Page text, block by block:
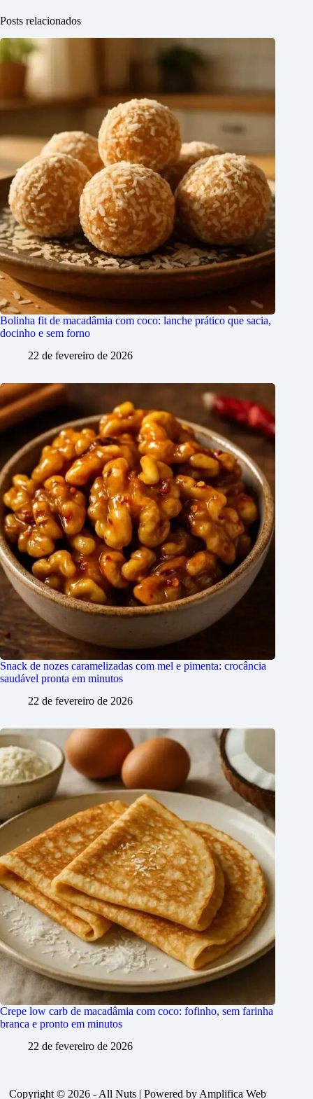
Posts relacionados
Bolinha fit de macadâmia com coco: lanche prático que sacia,
docinho e sem forno
22 de fevereiro de 2026
Snack de nozes caramelizadas com mel e pimenta: crocância
saudável pronta em minutos
22 de fevereiro de 2026
Crepe low carb de macadâmia com coco: fofinho, sem farinha
branca e pronto em minutos
22 de fevereiro de 2026
Copyright © 2026 - All Nuts | Powered by Amplifica Web